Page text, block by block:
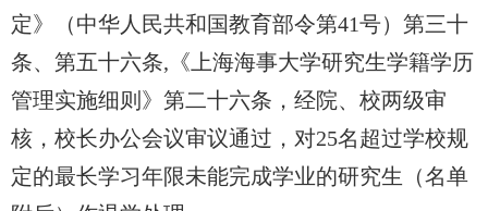
定》（中华人民共和国教育部令第41号）第三十
条、第五十六条,《上海海事大学研究生学籍学历
管理实施细则》第二十六条，经院、校两级审
核，校长办公会议审议通过，对25名超过学校规
定的最长学习年限未能完成学业的研究生（名单